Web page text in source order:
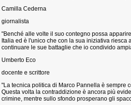
Camilla Cederna
giornalista
"Benché alle volte il suo contegno possa
Italia ed è l'unico che con la sua iniziativa
continuare le sue battaglie che io condivido
Umberto Eco
docente e scrittore
"La tecnica politica di Marco Pannella è sempre
Questa volta la contraddizione è ancora più
crimine, mentre sullo sfondo prosperano gli